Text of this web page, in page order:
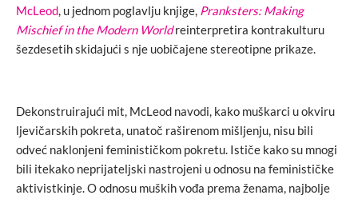
McLeod, u jednom poglavlju knjige, Pranksters: Making
Mischief in the Modern Worldreinterpretira kontrakulturu
šezdesetih skidajući s nje uobičajene stereotipne prikaze.
Dekonstruirajući mit, McLeod navodi, kako muškarci u okviru
ljevičarskih pokreta, unatoč raširenom mišljenju, nisu bili
odveć naklonjeni feminističkom pokretu. Ističe kako su mnogi
bili itekako neprijateljski nastrojeni u odnosu na feminističke
aktivistkinje. O odnosu muških vođa prema ženama, najbolje